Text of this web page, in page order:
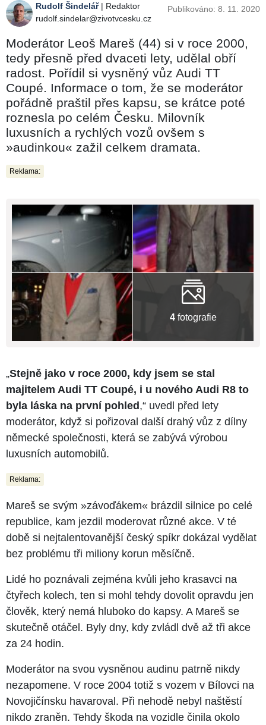
Rudolf Šindelář| Redaktor
rudolf.sindelar@zivotvcesku.cz
Publikováno: 8. 11. 2020
Moderátor Leoš Mareš (44) si v roce 2000,
tedy přesně před dvaceti lety, udělal obří
radost. Pořídil si vysněný vůz Audi TT
Coupé. Informace o tom, že se moderátor
pořádně praštil přes kapsu, se krátce poté
roznesla po celém Česku. Milovník
luxusních a rychlých vozů ovšem s
»audinkou« zažil celkem dramata.
Reklama:
4 fotografie
„Stejně jako v roce 2000, kdy jsem se stal
majitelem Audi TT Coupé, i u nového Audi R8 to
byla láska na první pohled ,“ uvedl před lety
moderátor, když si pořizoval další drahý vůz z dílny
německé společnosti, která se zabývá výrobou
luxusních automobilů.
Reklama:
Mareš se svým »závoďákem« brázdil silnice po celé
republice, kam jezdil moderovat různé akce. V té
době si nejtalentovanější český spíkr dokázal vydělat
bez problému tři miliony korun měsíčně.
Lidé ho poznávali zejména kvůli jeho krasavci na
čtyřech kolech, ten si mohl tehdy dovolit opravdu jen
člověk, který nemá hluboko do kapsy. A Mareš se
skutečně otáčel. Byly dny, kdy zvládl dvě až tři akce
za 24 hodin.
Moderátor na svou vysněnou audinu patrně nikdy
nezapomene. V roce 2004 totiž s vozem v Bílovci na
Novojičínsku havaroval. Při nehodě nebyl naštěstí
nikdo zraněn. Tehdy škoda na vozidle činila okolo